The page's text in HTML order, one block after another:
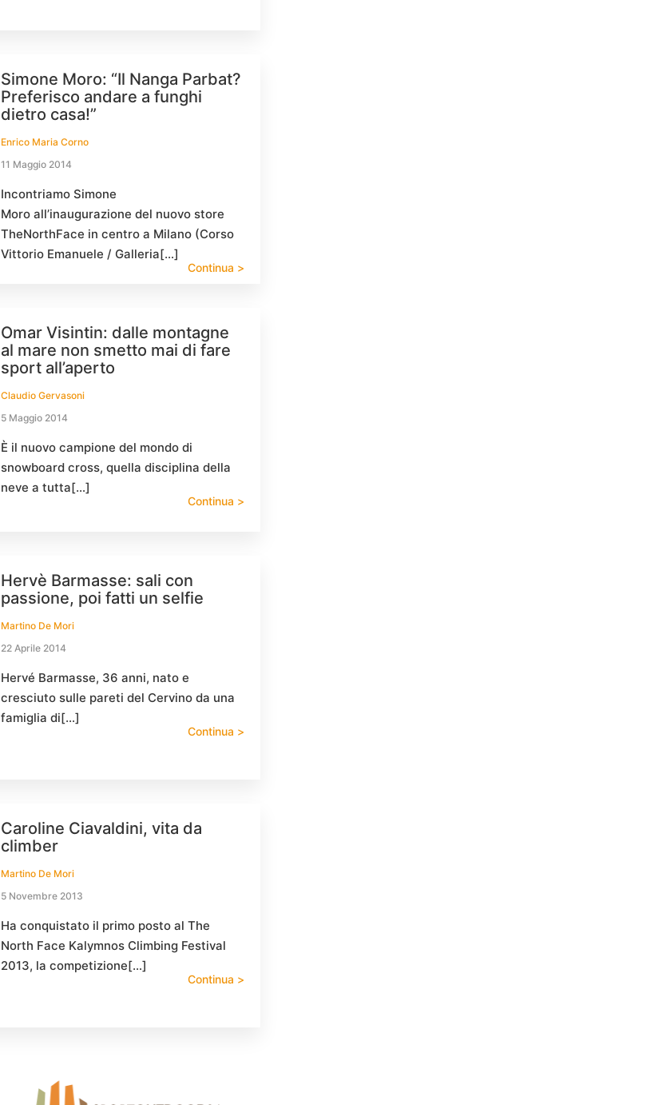
Simone Moro: “Il Nanga Parbat?
Preferisco andare a funghi
dietro casa!”
Enrico Maria Corno
11 Maggio 2014
Incontriamo Simone
Moro all’inaugurazione del nuovo store
TheNorthFace in centro a Milano (Corso
Vittorio Emanuele / Galleria[…]
Continua >
Omar Visintin: dalle montagne
al mare non smetto mai di fare
sport all’aperto
Claudio Gervasoni
5 Maggio 2014
È il nuovo campione del mondo di
snowboard cross, quella disciplina della
neve a tutta[…]
Continua >
Hervè Barmasse: sali con
passione, poi fatti un selfie
Martino De Mori
22 Aprile 2014
Hervé Barmasse, 36 anni, nato e
cresciuto sulle pareti del Cervino da una
famiglia di[…]
Continua >
Caroline Ciavaldini, vita da
climber
Martino De Mori
5 Novembre 2013
Ha conquistato il primo posto al The
North Face Kalymnos Climbing Festival
2013, la competizione[…]
Continua >